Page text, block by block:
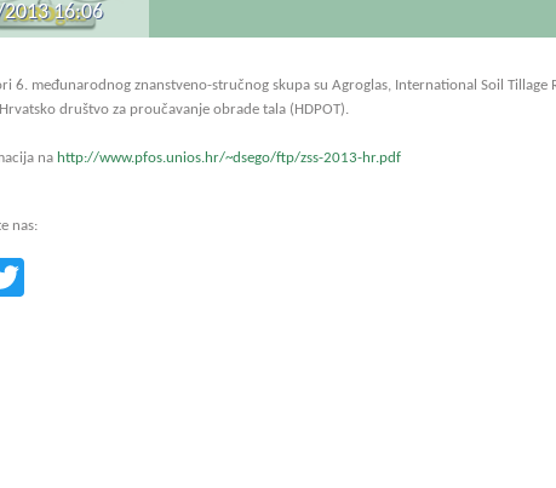
16:06
6. međunarodnog znanstveno-stručnog skupa su Agroglas, International Soil Tillage
Hrvatsko društvo za proučavanje obrade tala (HDPOT).
na http://www.pfos.unios.hr/~dsego/ftp/zss-2013-hr.pdf
nas: